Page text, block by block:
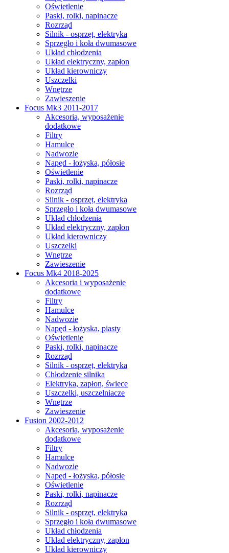
Oświetlenie
Paski, rolki, napinacze
Rozrząd
Silnik - osprzęt, elektryka
Sprzęgło i koła dwumasowe
Układ chłodzenia
Układ elektryczny, zapłon
Układ kierowniczy
Uszczelki
Wnętrze
Zawieszenie
Focus Mk3 2011-2017
Akcesoria, wyposażenie
dodatkowe
Filtry
Hamulce
Nadwozie
Napęd - łożyska, półosie
Oświetlenie
Paski, rolki, napinacze
Rozrząd
Silnik - osprzęt, elektryka
Sprzęgło i koła dwumasowe
Układ chłodzenia
Układ elektryczny, zapłon
Układ kierowniczy
Uszczelki
Wnętrze
Zawieszenie
Focus Mk4 2018-2025
Akcesoria i wyposażenie
dodatkowe
Filtry
Hamulce
Nadwozie
Napęd - łożyska, piasty
Oświetlenie
Paski, rolki, napinacze
Rozrząd
Silnik - osprzęt, elektryka
Chłodzenie silnika
Elektryka, zapłon, świece
Uszczelki, uszczelniacze
Wnętrze
Zawieszenie
Fusion 2002-2012
Akcesoria, wyposażenie
dodatkowe
Filtry
Hamulce
Nadwozie
Napęd - łożyska, półosie
Oświetlenie
Paski, rolki, napinacze
Rozrząd
Silnik - osprzęt, elektryka
Sprzęgło i koła dwumasowe
Układ chłodzenia
Układ elektryczny, zapłon
Układ kierowniczy